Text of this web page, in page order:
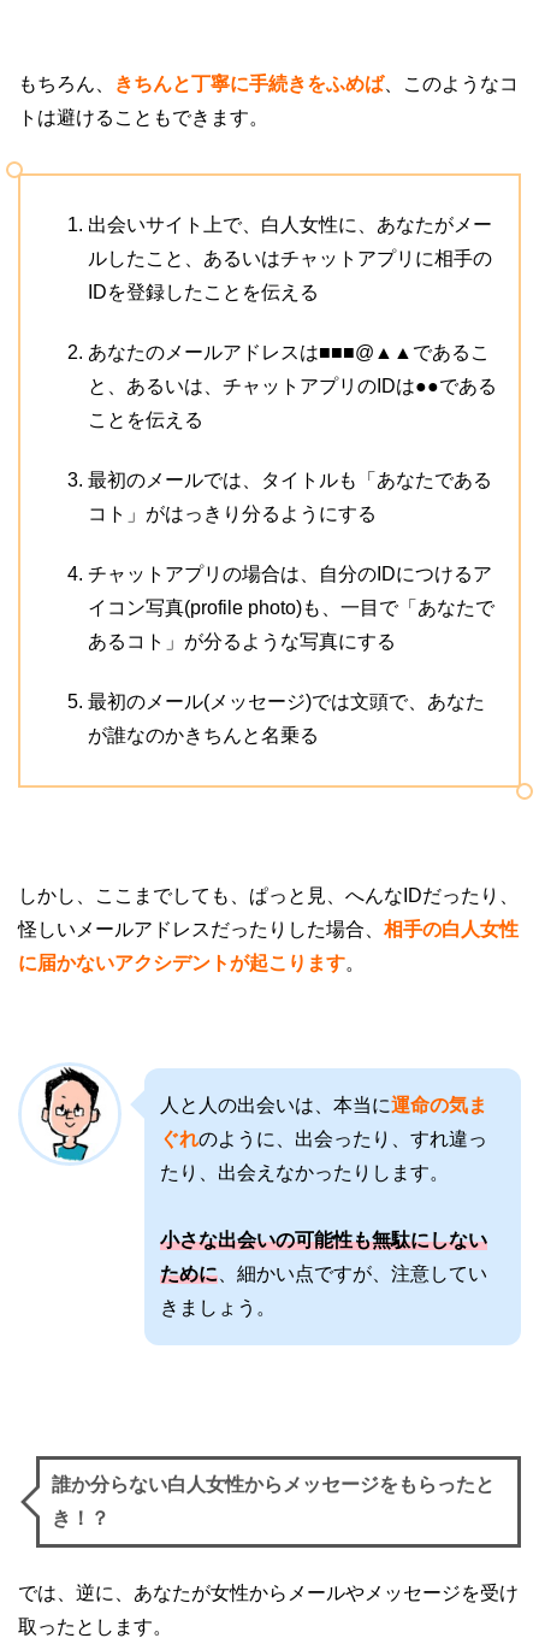
もちろん、 きちんと丁寧に手続きをふめば、このようなコ
トは避けることもできます。
出会いサイト上で、白人女性に、あなたがメー
ルしたこと、あるいはチャットアプリに相手の
IDを登録したことを伝える
あなたのメールアドレスは■■■@▲▲であるこ
と、あるいは、チャットアプリのIDは●●である
ことを伝える
最初のメールでは、タイトルも「あなたである
コト」がはっきり分るようにする
チャットアプリの場合は、自分のIDにつけるア
イコン写真(profile photo)も、一目で「あなたで
あるコト」が分るような写真にする
最初のメール(メッセージ)では文頭で、あなた
が誰なのかきちんと名乗る
しかし、ここまでしても、ぱっと見、へんなIDだったり、
怪しいメールアドレスだったりした場合、 相手の白人女性
に届かないアクシデントが起こります。
人と人の出会いは、本当に運命の気ま
ぐれのように、出会ったり、すれ違っ
たり、出会えなかったりします。
小さな出会いの可能性も無駄にしない
ために 、細かい点ですが、注意してい
きましょう。
誰か分らない白人女性からメッセージをもらったと
き！？
では、逆に、あなたが女性からメールやメッセージを受け
取ったとします。